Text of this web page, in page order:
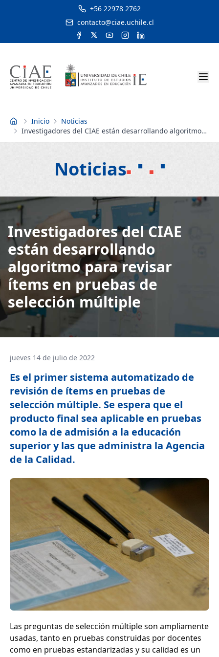
+56 22978 2762
contacto@ciae.uchile.cl
Inicio Inicio
Noticias
Investigadores del CIAE están desarrollando algoritmo
para revisar ítems en pruebas de selección múltiple
Noticias
Investigadores del CIAE
están desarrollando
algoritmo para revisar
ítems en pruebas de
selección múltiple
jueves 14 de julio de 2022
Es el primer sistema automatizado de
revisión de ítems en pruebas de
selección múltiple. Se espera que el
producto final sea aplicable en pruebas
como la de admisión a la educación
superior y las que administra la Agencia
de la Calidad.
Las preguntas de selección múltiple son ampliamente
usadas, tanto en pruebas construidas por docentes
como en pruebas estandarizadas y su calidad es un